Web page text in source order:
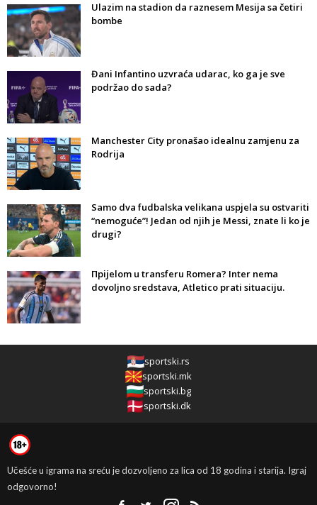
Ulazim na stadion da raznesem Mesija sa četiri
bombe
Đani Infantino uzvraća udarac, ko ga je sve
podržao do sada?
Manchester City pronašao idealnu zamjenu za
Rodrija
Samo dva fudbalska velikana uspjela su ostvariti
“nemoguće”! Jedan od njih je Messi, znate li ko je
drugi?
Прijelom u transferu Romera? Inter nema
dovoljno sredstava, Atletico prati situaciju.
sportski.rs
sportski.mk
sportski.bg
sportski.dk
Učešće u igrama na sreću je dozvoljeno za lica od 18 godina i starija. Igraj
odgovorno!